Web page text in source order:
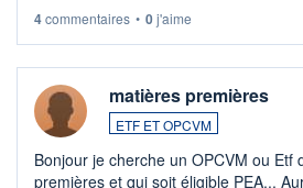
4commentaires • 0j'aime
matières premières
ETF ET OPCVM
Bonjour je cherche un OPCVM ou Etf
premières et qui soit éligible PEA...